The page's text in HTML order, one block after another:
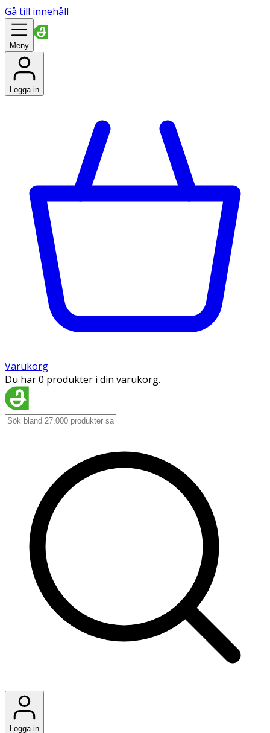
Gå till innehåll
Meny
Logga in
Varukorg
Du har 0 produkter i din varukorg.
Logga in